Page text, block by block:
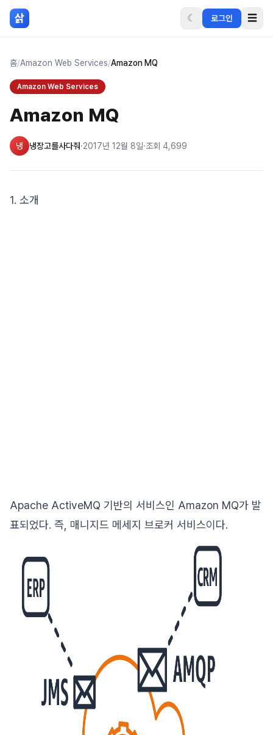
본문 바로가기
삵 ☾ 로그인 ☰
홈/Amazon Web Services/Amazon MQ
Amazon Web Services
Amazon MQ
냉 냉장고를사다줘·2017년 12월 8일·조회 4,699
1. 소개
Apache ActiveMQ 기반의 서비스인 Amazon MQ가 발
표되었다. 즉, 매니지드 메세지 브로커 서비스이다.